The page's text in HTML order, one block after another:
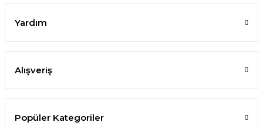
Yardım
Alışveriş
Popüler Kategoriler